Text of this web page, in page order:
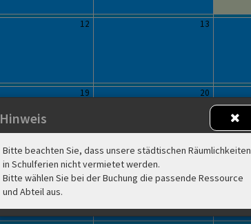
12
19
26
13
20
Hinweis
Bitte beachten Sie, dass unsere städtischen Räumlichkeiten
in Schulferien nicht vermietet werden.
Bitte wählen Sie bei der Buchung die passende Ressource
und Abteil aus.